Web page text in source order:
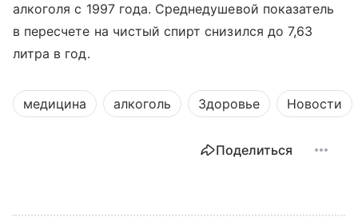
алкоголя с 1997 года. Среднедушевой показатель
в пересчете на чистый спирт снизился до 7,63
литра в год.
медицина алкоголь Здоровье Новости
Поделиться